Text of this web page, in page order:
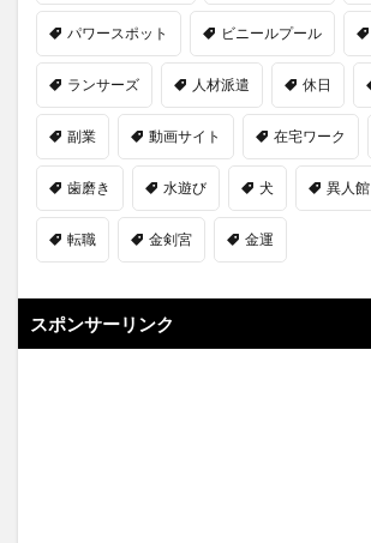
パワースポット ビニールプール
ランサーズ 人材派遣 休日
副業 動画サイト 在宅ワーク
歯磨き 水遊び 犬 異人館
転職 金剣宮 金運
スポンサーリンク